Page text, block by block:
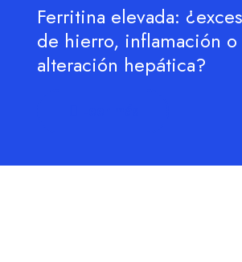
Ferritina elevada:
de hierro, inflamación o
alteración hepática?